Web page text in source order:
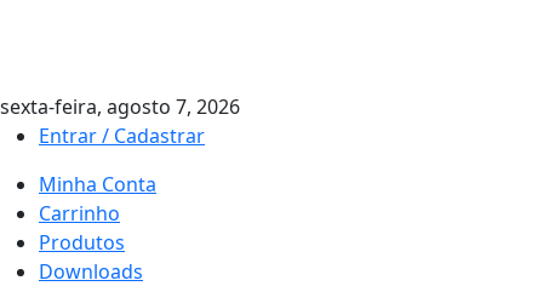
sexta-feira, agosto 7, 2026
Entrar / Cadastrar
Minha Conta
Carrinho
Produtos
Downloads